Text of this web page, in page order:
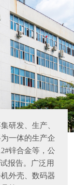
研发、生产、
一体的生产企
锌合金等，公
报告。广泛用
外壳、数码器